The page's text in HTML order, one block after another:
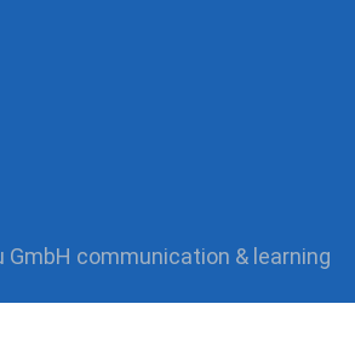
communication & learning